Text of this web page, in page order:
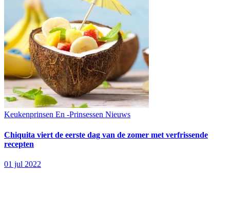
Keukenprinsen En -Prinsessen Nieuws
Chiquita viert de eerste dag van de zomer met verfrissende
recepten
01 jul 2022